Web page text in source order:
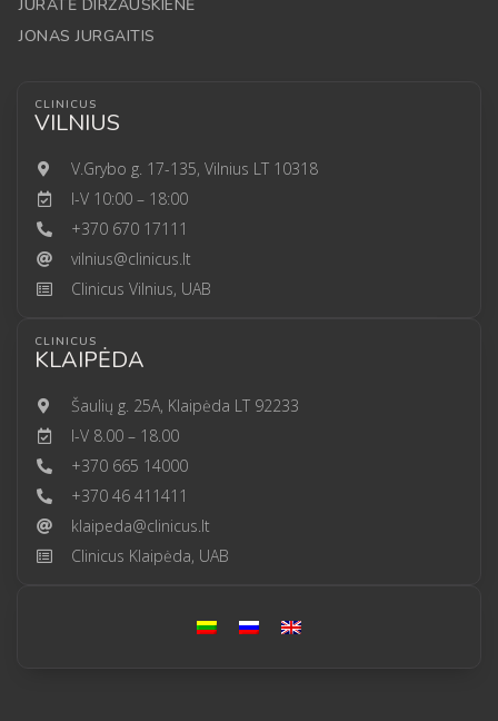
JŪRATĖ DIRŽAUSKIENĖ
JONAS JURGAITIS
CLINICUS
VILNIUS
V.Grybo g. 17-135, Vilnius LT 10318
I-V 10:00 – 18:00
+370 670 17111
vilnius@clinicus.lt
Clinicus Vilnius, UAB
CLINICUS
KLAIPĖDA
Šaulių g. 25A, Klaipėda LT 92233
I-V 8.00 – 18.00
+370 665 14000
+370 46 411411
klaipeda@clinicus.lt
Clinicus Klaipėda, UAB